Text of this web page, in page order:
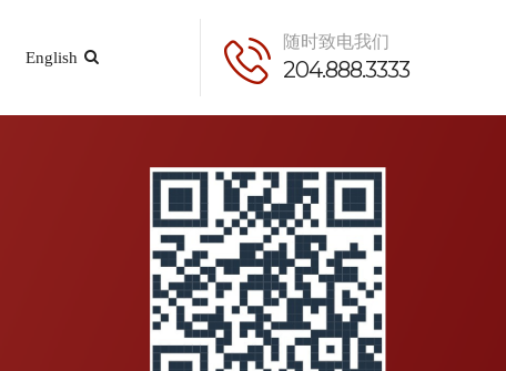
English
随时致电我们
204.888.3333